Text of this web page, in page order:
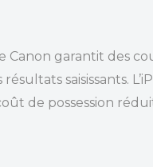
Canon garantit
saisissants.
de possession